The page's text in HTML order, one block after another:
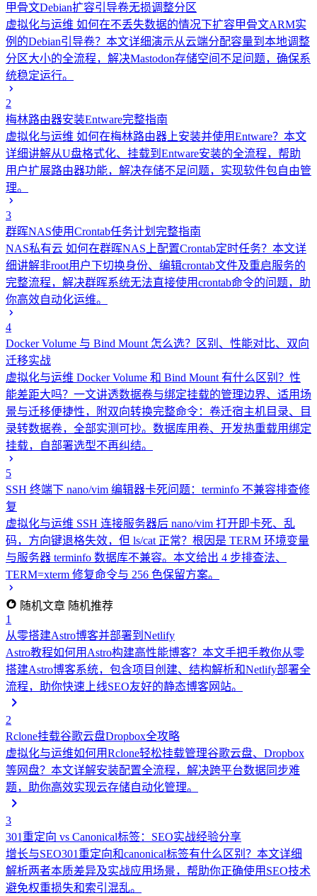
甲骨文Debian扩容引导卷无损调整分区
虚拟化与运维 如何在不丢失数据的情况下扩容甲骨文ARM实
例的Debian引导卷？本文详细演示从云端分配容量到本地调整
分区大小的全流程，解决Mastodon存储空间不足问题，确保系
统稳定运行。
2
梅林路由器安装Entware完整指南
虚拟化与运维 如何在梅林路由器上安装并使用Entware？本文
详细讲解从U盘格式化、挂载到Entware安装的全流程，帮助
用户扩展路由器功能，解决存储不足问题，实现软件包自由管
理。
3
群晖NAS使用Crontab任务计划完整指南
NAS私有云 如何在群晖NAS上配置Crontab定时任务？本文详
细讲解非root用户下切换身份、编辑crontab文件及重启服务的
完整流程，解决群晖系统无法直接使用crontab命令的问题，助
你高效自动化运维。
4
Docker Volume 与 Bind Mount 怎么选？区别、性能对比、双向
迁移实战
虚拟化与运维 Docker Volume 和 Bind Mount 有什么区别？性
能差距大吗？一文讲透数据卷与绑定挂载的管理边界、适用场
景与迁移便捷性，附双向转换完整命令：卷迁宿主机目录、目
录转数据卷，全部实测可抄。数据库用卷、开发热重载用绑定
挂载，自部署选型不再纠结。
5
SSH 终端下 nano/vim 编辑器卡死问题：terminfo 不兼容排查修
复
虚拟化与运维 SSH 连接服务器后 nano/vim 打开即卡死、乱
码，方向键退格失效，但 ls/cat 正常？根因是 TERM 环境变量
与服务器 terminfo 数据库不兼容。本文给出 4 步排查法、
TERM=xterm 修复命令与 256 色保留方案。
随机文章 随机推荐
1
从零搭建Astro博客并部署到Netlify
Astro教程如何用Astro构建高性能博客？本文手把手教你从零
搭建Astro博客系统，包含项目创建、结构解析和Netlify部署全
流程，助你快速上线SEO友好的静态博客网站。
2
Rclone挂载谷歌云盘Dropbox全攻略
虚拟化与运维如何用Rclone轻松挂载管理谷歌云盘、Dropbox
等网盘？本文详解安装配置全流程，解决跨平台数据同步难
题，助你高效实现云存储自动化管理。
3
301重定向 vs Canonical标签：SEO实战经验分享
增长与SEO301重定向和canonical标签有什么区别？本文详细
解析两者本质差异及实战应用场景，帮助你正确使用SEO技术
避免权重损失和索引混乱。